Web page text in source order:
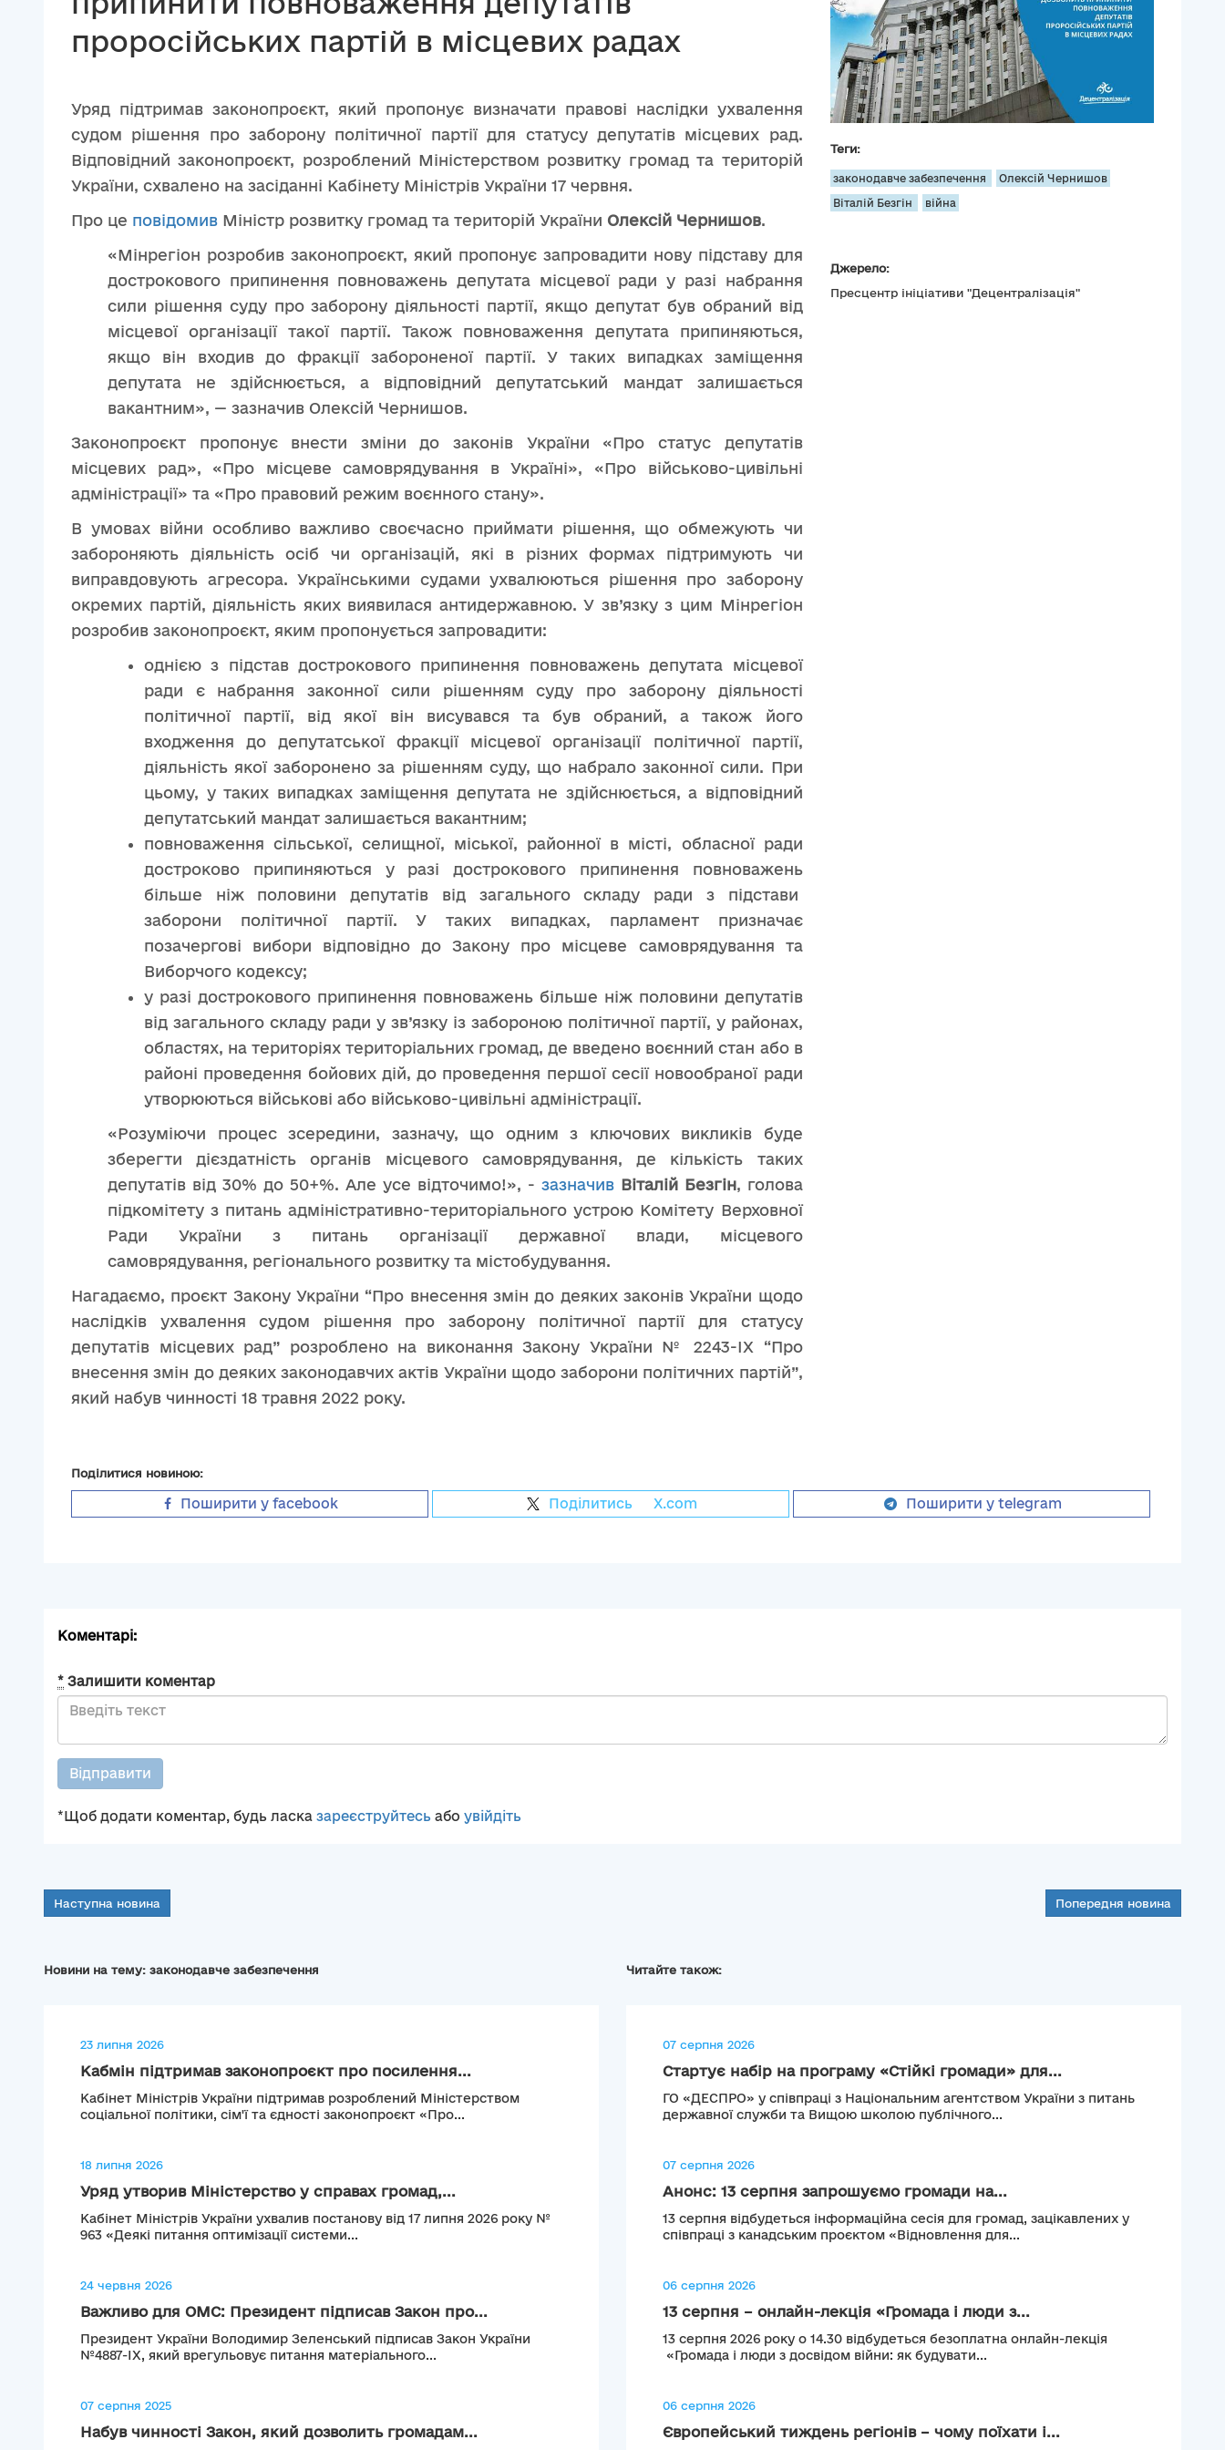
проросійських партій в місцевих радах
Уряд підтримав законопроєкт, який пропонує визначати правові наслідки ухвалення
судом рішення про заборону політичної партії для статусу депутатів місцевих рад.
Відповідний законопроєкт, розроблений Міністерством розвитку громад та територій
України, схвалено на засіданні Кабінету Міністрів України 17 червня.
Про це повідомив Міністр розвитку громад та територій України Олексій Чернишов.
«Мінрегіон розробив законопроєкт, який пропонує запровадити нову підставу для
дострокового припинення повноважень депутата місцевої ради у разі набрання
сили рішення суду про заборону діяльності партії, якщо депутат був обраний від
місцевої організації такої партії. Також повноваження депутата припиняються,
якщо він входив до фракції забороненої партії. У таких випадках заміщення
депутата не здійснюється, а відповідний депутатський мандат залишається
вакантним», — зазначив Олексій Чернишов.
Законопроєкт пропонує внести зміни до законів України «Про статус депутатів
місцевих рад», «Про місцеве самоврядування в Україні», «Про військово-цивільні
адміністрації» та «Про правовий режим воєнного стану».
В умовах війни особливо важливо своєчасно приймати рішення, що обмежують чи
забороняють діяльність осіб чи організацій, які в різних формах підтримують чи
виправдовують агресора. Українськими судами ухвалюються рішення про заборону
окремих партій, діяльність яких виявилася антидержавною. У зв’язку з цим Мінрегіон
розробив законопроєкт, яким пропонується запровадити:
однією з підстав дострокового припинення повноважень депутата місцевої
ради є набрання законної сили рішенням суду про заборону діяльності
політичної партії, від якої він висувався та був обраний, а також його
входження до депутатської фракції місцевої організації політичної партії,
діяльність якої заборонено за рішенням суду, що набрало законної сили. При
цьому, у таких випадках заміщення депутата не здійснюється, а відповідний
депутатський мандат залишається вакантним;
повноваження сільської, селищної, міської, районної в місті, обласної ради
достроково припиняються у разі дострокового припинення повноважень
більше ніж половини депутатів від загального складу ради з підстави
заборони політичної партії. У таких випадках, парламент призначає
позачергові вибори відповідно до Закону про місцеве самоврядування та
Виборчого кодексу;
у разі дострокового припинення повноважень більше ніж половини депутатів
від загального складу ради у зв’язку із забороною політичної партії, у районах,
областях, на територіях територіальних громад, де введено воєнний стан або в
районі проведення бойових дій, до проведення першої сесії новообраної ради
утворюються військові або військово-цивільні адміністрації.
«Розуміючи процес зсередини, зазначу, що одним з ключових викликів буде
зберегти дієздатність органів місцевого самоврядування, де кількість таких
депутатів від 30% до 50+%. Але усе відточимо!», - зазначив Віталій Безгін, голова
підкомітету з питань адміністративно-територіального устрою Комітету Верховної
Ради України з питань організації державної влади, місцевого
самоврядування, регіонального розвитку та містобудування.
Нагадаємо, проєкт Закону України “Про внесення змін до деяких законів України щодо
наслідків ухвалення судом рішення про заборону політичної партії для статусу
депутатів місцевих рад” розроблено на виконання Закону України № 2243-IX “Про
внесення змін до деяких законодавчих актів України щодо заборони політичних партій”,
який набув чинності 18 травня 2022 року.
Теги:
законодавче забезпечення Олексій Чернишов
Віталій Безгін війна
Джерело:
Пресцентр ініціативи "Децентралізація"
Поділитися новиною:
Поширити у facebook Поділитись X.com Поширити у telegram
Коментарі:
* Залишити коментар
Відправити
*Щоб додати коментар, будь ласка зареєструйтесь або увійдіть
Наступна новина Попередня новина
Новини на тему: законодавче забезпечення
23 липня 2026
Кабмін підтримав законопроєкт про посилення...
Кабінет Міністрів України підтримав розроблений Міністерством
соціальної політики, сім'ї та єдності законопроєкт «Про...
18 липня 2026
Уряд утворив Міністерство у справах громад,...
Кабінет Міністрів України ухвалив постанову від 17 липня 2026 року №
963 «Деякі питання оптимізації системи...
24 червня 2026
Важливо для ОМС: Президент підписав Закон про...
Президент України Володимир Зеленський підписав Закон України
№4887-IX, який врегульовує питання матеріального...
07 серпня 2025
Набув чинності Закон, який дозволить громадам...
Читайте також:
07 серпня 2026
Стартує набір на програму «Стійкі громади» для...
ГО «ДЕСПРО» у співпраці з Національним агентством України з питань
державної служби та Вищою школою публічного...
07 серпня 2026
Анонс: 13 серпня запрошуємо громади на...
13 серпня відбудеться інформаційна сесія для громад, зацікавлених у
співпраці з канадським проєктом «Відновлення для...
06 серпня 2026
13 серпня – онлайн-лекція «Громада і люди з...
13 серпня 2026 року о 14.30 відбудеться безоплатна онлайн-лекція
«Громада і люди з досвідом війни: як будувати...
06 серпня 2026
Європейський тиждень регіонів – чому поїхати і...